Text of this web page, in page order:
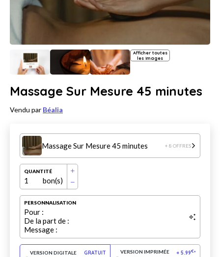
Afficher toutes
les images
Massage Sur Mesure 45 minutes
Vendu par Béalia
Massage Sur Mesure 45 minutes + 8 OFFRES
QUANTITÉ
1 bon(s)
PERSONNALISATION
Pour :
De la part de :
Message :
VERSION DIGITALE
GRATUIT
VERSION IMPRIMÉE + 5.99€*